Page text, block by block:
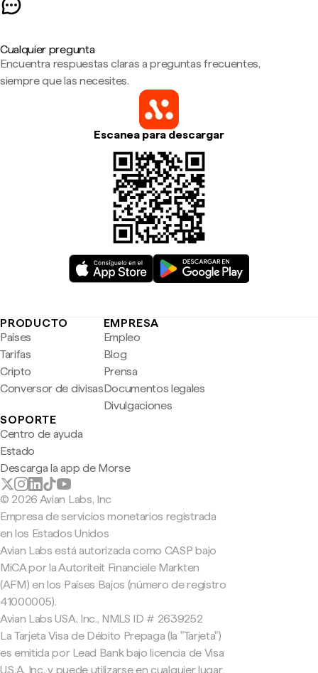
Cualquier pregunta
Encuentra respuestas claras a preguntas frecuentes,
siempre que las necesites.
Escanea para descargar
PRODUCTO
Países
Tarifas
Cripto
Conversor de divisas
EMPRESA
Empleo
Blog
Prensa
Documentos legales
Divulgaciones
SOPORTE
Centro de ayuda
Estado
Descarga la app de Morse
© 2026 Avian Labs, Inc
Empresa de servicios monetarios registrada
en los Estados Unidos
Avian Labs está autorizada como CASP bajo
MiCA por la Autoriteit Financiële Markten
(AFM) en los Países Bajos (número de registro
41000005).
Avian Labs USA, Inc., NMLS ID # 2639252
La Tarjeta Visa de Débito Prepaga (la "Tarjeta")
es emitida por Lead Bank bajo licencia de Visa
U.S.A. Inc. y puede utilizarse en cualquier lugar